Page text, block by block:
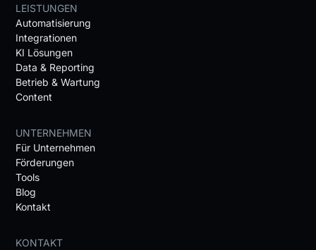
LEISTUNGEN
Automatisierung
Integrationen
KI Lösungen
Data & Reporting
Betrieb & Wartung
Content
UNTERNEHMEN
Für Unternehmen
Förderungen
Tools
Blog
Kontakt
KONTAKT